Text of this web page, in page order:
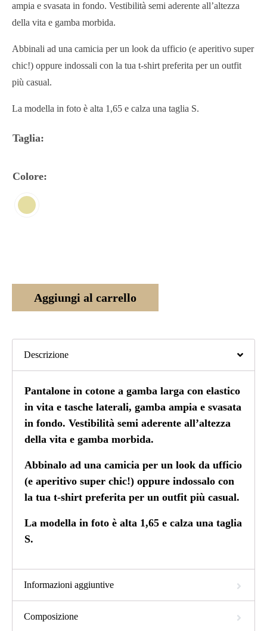
ampia e svasata in fondo. Vestibilità semi aderente all’altezza
della vita e gamba morbida.
Abbinali ad una camicia per un look da ufficio (e aperitivo super
chic!) oppure indossali con la tua t-shirt preferita per un outfit
più casual.
La modella in foto è alta 1,65 e calza una taglia S.
Taglia:
Colore:
Aggiungi al carrello
Descrizione
Pantalone in cotone a gamba larga con elastico
in vita e tasche laterali, gamba ampia e svasata
in fondo. Vestibilità semi aderente all’altezza
della vita e gamba morbida.
Abbinalo ad una camicia per un look da ufficio
(e aperitivo super chic!) oppure indossalo con
la tua t-shirt preferita per un outfit più casual.
La modella in foto è alta 1,65 e calza una taglia
S.
Informazioni aggiuntive
Composizione